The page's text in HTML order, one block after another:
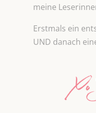
meine
Erstmals ein
UND danach